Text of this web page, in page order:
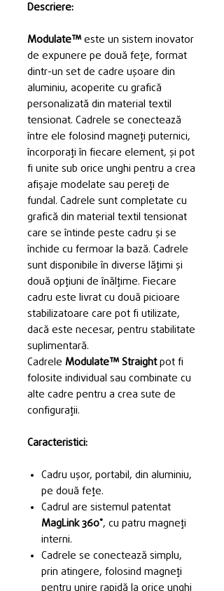
Descriere:
Modulate™ este un sistem inovator
de expunere pe două fețe, format
dintr-un set de cadre ușoare din
aluminiu, acoperite cu grafică
personalizată din material textil
tensionat. Cadrele se conectează
între ele folosind magneți puternici,
încorporați în fiecare element, și pot
fi unite sub orice unghi pentru a crea
afișaje modelate sau pereți de
fundal. Cadrele sunt completate cu
grafică din material textil tensionat
care se întinde peste cadru și se
închide cu fermoar la bază. Cadrele
sunt disponibile în diverse lățimi și
două opțiuni de înălțime. Fiecare
cadru este livrat cu două picioare
stabilizatoare care pot fi utilizate,
dacă este necesar, pentru stabilitate
suplimentară.
Cadrele Modulate™ Straightpot fi
folosite individual sau combinate cu
alte cadre pentru a crea sute de
configurații.
Caracteristici:
Cadru ușor, portabil, din aluminiu,
pe două fețe.
Cadrul are sistemul patentat
MagLink 360˚, cu patru magneți
interni.
Cadrele se conectează simplu,
prin atingere, folosind magneți
pentru unire rapidă la orice unghi